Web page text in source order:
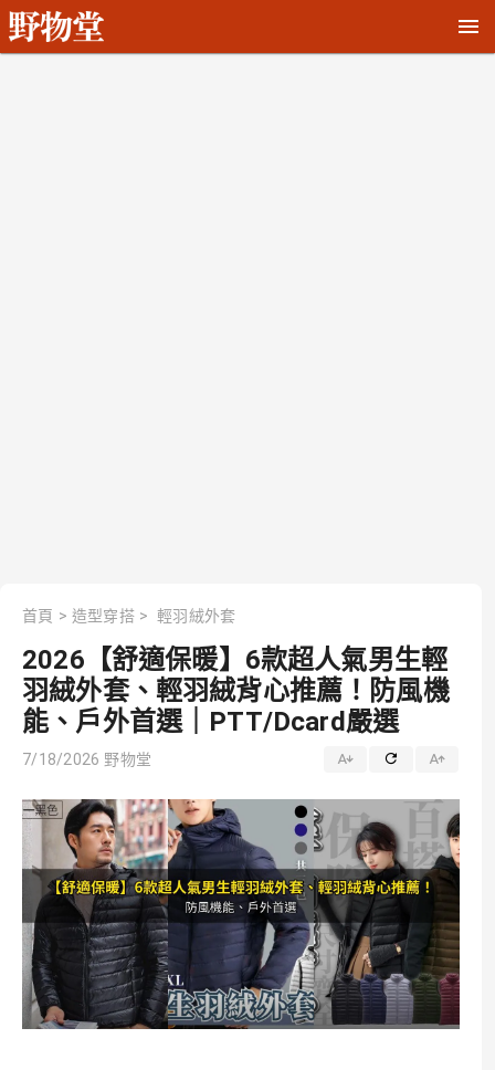
首頁 > 造型穿搭 > 輕羽絨外套
2026【舒適保暖】6款超人氣男生輕
羽絨外套、輕羽絨背心推薦！防風機
能、戶外首選｜PTT/Dcard嚴選
7/18/2026 野物堂